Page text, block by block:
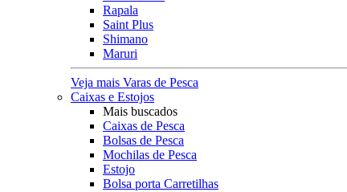
Rapala
Saint Plus
Shimano
Maruri
Veja mais Varas de Pesca
Caixas e Estojos
Mais buscados
Caixas de Pesca
Bolsas de Pesca
Mochilas de Pesca
Estojo
Bolsa porta Carretilhas